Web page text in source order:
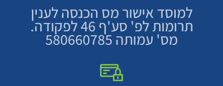
למוסד אישור מס הכנסה לענין
תרומות לפ' סע'ף 46 לפקודה.
מס' עמותה 580660785